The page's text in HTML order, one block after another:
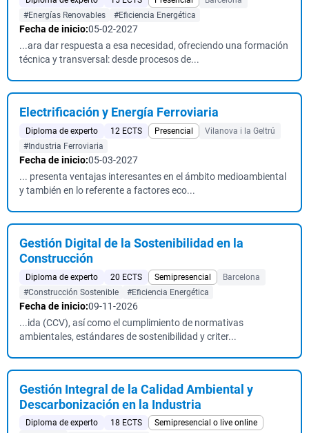
#Energías Renovables
#Eficiencia Energética
Fecha de inicio:05-02-2027
...ara dar respuesta a esa necesidad, ofreciendo una formación
técnica y transversal: desde procesos de...
Electrificación y Energía Ferroviaria
Diploma de experto 12 ECTS Presencial
Vilanova i la Geltrú
#Industria Ferroviaria
Fecha de inicio:05-03-2027
... presenta ventajas interesantes en el ámbito medioambiental
y también en lo referente a factores eco...
Gestión Digital de la Sostenibilidad en la
Construcción
Diploma de experto 20 ECTS Semipresencial
Barcelona
#Construcción Sostenible
#Eficiencia Energética
Fecha de inicio:09-11-2026
...ida (CCV), así como el cumplimiento de normativas
ambientales, estándares de sostenibilidad y criter...
Gestión Integral de la Calidad Ambiental y
Descarbonización en la Industria
Diploma de experto 18 ECTS
Semipresencial o live online